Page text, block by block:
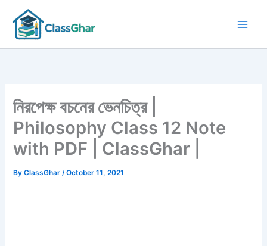
content
নিরপেক্ষ বচনের ভেনচিত্র |
Philosophy Class 12 Note
with PDF | ClassGhar |
ByClassGhar/October 11, 2021